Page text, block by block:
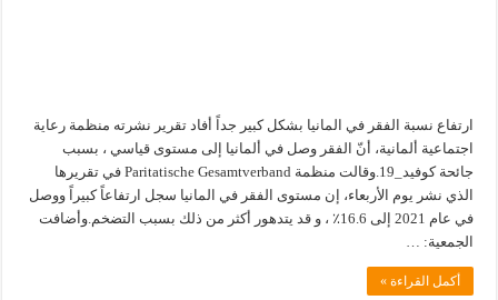
ارتفاع نسبة الفقر في المانيا بشكل كبير جداً أفاد تقرير نشرته منظمة رعاية
اجتماعية ألمانية، أنّ الفقر وصل في ألمانيا إلى مستوى قياسي ، بسبب
جائحة كوفيد_19.وقالت منظمة Paritatische Gesamtverband في تقريرها
الذي نشر يوم الأربعاء، إن مستوى الفقر في المانيا سجل ارتفاعاً كبيراً ووصل
في عام 2021 إلى 16.6٪ ، و قد يتدهور أكثر من ذلك بسبب التضخم.وأضافت
الجمعية: …
أكمل القراءة »